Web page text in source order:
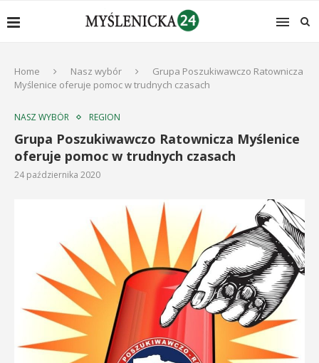
Home Nasz wybór
Grupa Poszukiwawczo Ratownicza
Myślenice oferuje pomoc w trudnych czasach
NASZ WYBÓR REGION
Grupa Poszukiwawczo Ratownicza Myślenice
oferuje pomoc w trudnych czasach
24 października 2020